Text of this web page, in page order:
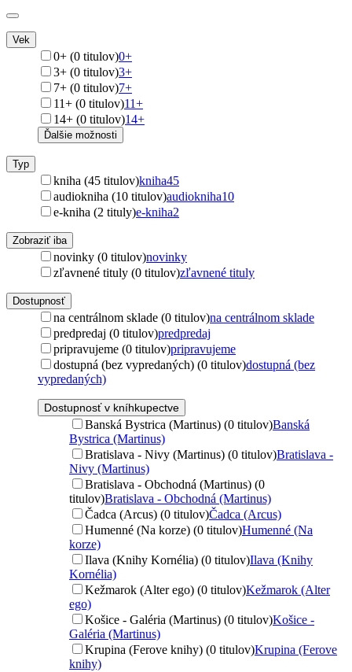
Vek
0+ (0 titulov)0+
3+ (0 titulov)3+
7+ (0 titulov)7+
11+ (0 titulov)11+
14+ (0 titulov)14+
Ďalšie možnosti
Typ
kniha (45 titulov)kniha45
audiokniha (10 titulov)audiokniha10
e-kniha (2 tituly)e-kniha2
Zobraziť iba
novinky (0 titulov)novinky
zľavnené tituly (0 titulov)zľavnené tituly
Dostupnosť
na centrálnom sklade (0 titulov)na centrálnom sklade
predpredaj (0 titulov)predpredaj
pripravujeme (0 titulov)pripravujeme
dostupná (bez vypredaných) (0 titulov)dostupná (bez
vypredaných)
Dostupnosť v kníhkupectve
Banská Bystrica (Martinus) (0 titulov)Banská
Bystrica (Martinus)
Bratislava - Nivy (Martinus) (0 titulov)Bratislava -
Nivy (Martinus)
Bratislava - Obchodná (Martinus) (0
titulov)Bratislava - Obchodná (Martinus)
Čadca (Arcus) (0 titulov)Čadca (Arcus)
Humenné (Na korze) (0 titulov)Humenné (Na
korze)
Ilava (Knihy Kornélia) (0 titulov)Ilava (Knihy
Kornélia)
Kežmarok (Alter ego) (0 titulov)Kežmarok (Alter
ego)
Košice - Galéria (Martinus) (0 titulov)Košice -
Galéria (Martinus)
Krupina (Ferove knihy) (0 titulov)Krupina (Ferove
knihy)